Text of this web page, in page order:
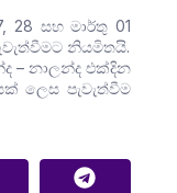
28 සහ මාර්තු 01
නියමිතයි.
– නාලන්ද එක්දින
ලෙස පැවැත්වීම